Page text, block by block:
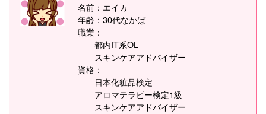
名前：エイカ
年齢：30代なかば
職業：
都内IT系OL
スキンケアアドバイザー
資格：
日本化粧品検定
アロマテラピー検定1級
スキンケアアドバイザー